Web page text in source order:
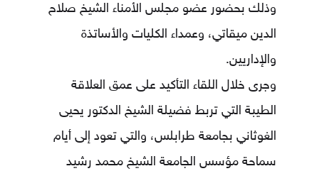
وذلك بحضور عضو مجلس الأمناء الشيخ صلاح
الدين ميقاتي، وعمداء الكليات والأساتذة
والإداريين.
وجرى خلال اللقاء التأكيد على عمق العلاقة
الطيبة التي تربط فضيلة الشيخ الدكتور يحيى
الغوثاني بجامعة طرابلس، والتي تعود إلى أيام
سماحة مؤسس الجامعة الشيخ محمد رشيد